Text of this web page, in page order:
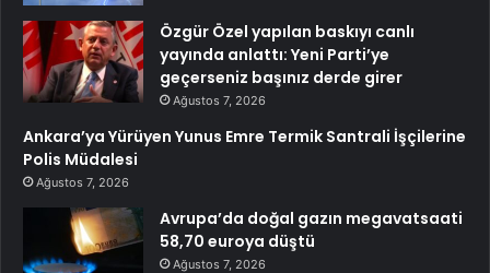
Özgür Özel yapılan baskıyı canlı
yayında anlattı: Yeni Parti’ye
geçerseniz başınız derde girer
Ağustos 7, 2026
Ankara’ya Yürüyen Yunus Emre Termik Santrali İşçilerine
Polis Müdalesi
Ağustos 7, 2026
Avrupa’da doğal gazın megavatsaati
58,70 euroya düştü
Ağustos 7, 2026